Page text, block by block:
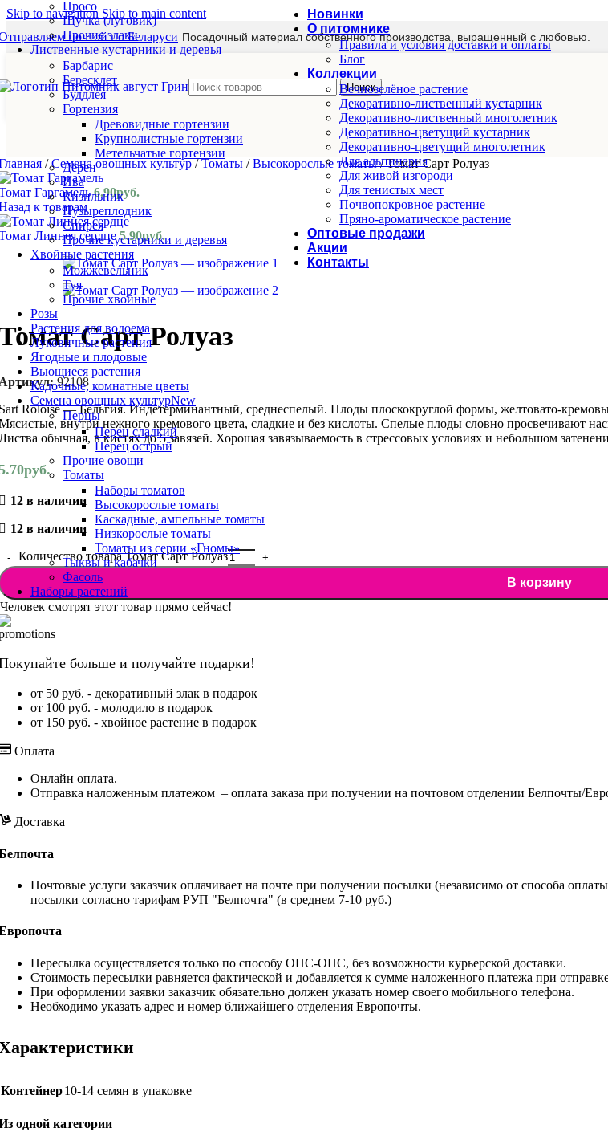
Skip to navigation Skip to main content
почтой по Беларуси Посадочный материал собственного производства, выращенный с любовью.
Поиск
Просо
Щучка (луговик)
Прочие злаки
Лиственные кустарники и деревья
Барбарис
Бересклет
Буддлея
Гортензия
Древовидные гортензии
Крупнолистные гортензии
Метельчатые гортензии
Дёрен
Ива
Кизильник
Пузыреплодник
Спирея
Прочие кустарники и деревья
Хвойные растения
Можжевельник
Туя
Прочие хвойные
Розы
Растения для водоема
Луковичные растения
Ягодные и плодовые
Вьющиеся растения
Кадочные, комнатные цветы
Семена овощных культурNew
Перцы
Перец сладкий
Перец острый
Прочие овощи
Томаты
Наборы томатов
Высокорослые томаты
Каскадные, ампельные томаты
Низкорослые томаты
Томаты из серии «Гномы»
Тыквы и кабачки
Фасоль
Наборы растений
Новинки
О питомнике
Правила и условия доставки и оплаты
Блог
Коллекции
Вечнозелёное растение
Декоративно-лиственный кустарник
Декоративно-лиственный многолетник
Декоративно-цветущий кустарник
Декоративно-цветущий многолетник
Для альпинария
Для живой изгороди
Для тенистых мест
Почвопокровное растение
Пряно-ароматическое растение
Оптовые продажи
Акции
Контакты
/ Семена овощных культур/ Томаты / Высокорослые томаты/ Томат Сарт Ролуаз
Гаргамель6.90руб.
к товарам
Линнея сердце5.90руб.
Сарт Ролуаз
92108
Roloise — Бельгия. Индетерминантный, среднеспелый. Плоды плоскокруглой формы, желтовато-
внутри нежного кремового цвета, сладкие и без кислоты. Спелые плоды словно просвечивают
обычная, в кистях до 5 завязей. Хорошая завязываемость в стрессовых условиях и небольшом
руб.
12 в наличии
12 в наличии
Количество товара Томат Сарт Ролуаз
В корзину
Человек смотрят этот товар прямо сейчас!
больше и получайте подарки!
от 50 руб. - декоративный злак в подарок
от 100 руб. - молодило в подарок
от 150 руб. - хвойное растение в подарок
Оплата
Онлайн оплата.
Отправка наложенным платежом – оплата заказа при получении на почтовом отделении Белпочты/
Доставка
Почтовые услуги заказчик оплачивает на почте при получении посылки (независимо от способа
посылки согласно тарифам РУП "Белпочта" (в среднем 7-10 руб.)
Пересылка осуществляется только по способу ОПС-ОПС, без возможности курьерской доставки.
Стоимость пересылки равняется фактической и добавляется к сумме наложенного платежа при
При оформлении заявки заказчик обязательно должен указать номер своего мобильного телефона.
Необходимо указать адрес и номер ближайшего отделения Европочты.
Контейнер10-14 семян в упаковке
одной категории